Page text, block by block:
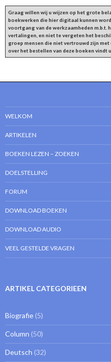
Graag willen wij u wijzen op het grote
boekwerken die hier digitaal kunnen
voortgang van de werkzaamheden m.b.t.
vertalingen, en niet te vergeten het
groep mensen die niet vertrouwd zijn
over het bestellen van deze boeken vindt
WELKOM
ARTIKELEN
BOEKEN LEZEN – ZOEKEN
DOELSTELLING
FORUM
DOWNLOAD BOEKEN
DOWNLOAD AUDIO
VEEL GESTELDE VRAGEN
ARTIKEL CATEGORIEEN
Biografie (5)
Column (50)
Deutsch (32)